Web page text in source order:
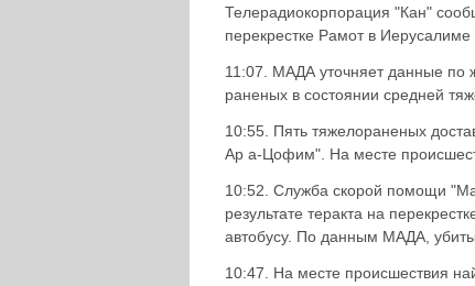
Телерадиокорпорация "Кан"
перекрестке Рамот в
11:07. МАДА уточняет данные по
раненых в состоянии средней
10:55. Пять тяжелораненых
Ар а-Цофим". На месте
10:52. Служба скорой помощи
результате теракта на
автобусу. По данным МАДА,
10:47. На месте происшествия